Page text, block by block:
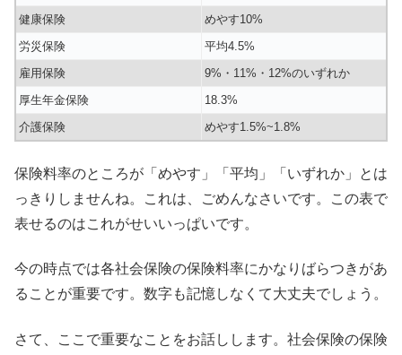
健康保険
めやす10%
労災保険
平均4.5%
雇用保険
9%・11%・12%のいずれか
厚生年金保険
18.3%
介護保険
めやす1.5%~1.8%
保険料率のところが「めやす」「平均」「いずれか」とは
っきりしませんね。これは、ごめんなさいです。この表で
表せるのはこれがせいいっぱいです。
今の時点では各社会保険の保険料率にかなりばらつきがあ
ることが重要です。数字も記憶しなくて大丈夫でしょう。
さて、ここで重要なことをお話しします。社会保険の保険